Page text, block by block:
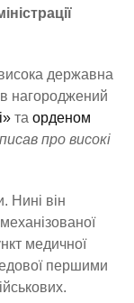
державна
нагороджений
та орденом
про високі
Нині він
медичної
першими